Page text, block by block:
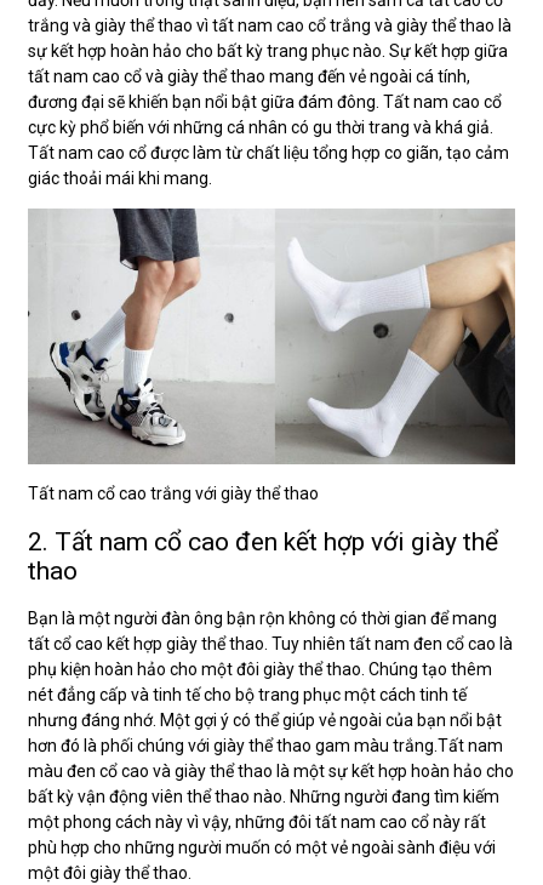
trắng và giày thể thao vì tất nam cao cổ trắng và giày thể thao là
sự kết hợp hoàn hảo cho bất kỳ trang phục nào. Sự kết hợp giữa
tất nam cao cổ và giày thể thao mang đến vẻ ngoài cá tính,
đương đại sẽ khiến bạn nổi bật giữa đám đông. Tất nam cao cổ
cực kỳ phổ biến với những cá nhân có gu thời trang và khá giả.
Tất nam cao cổ được làm từ chất liệu tổng hợp co giãn, tạo cảm
giác thoải mái khi mang.
Tất nam cổ cao trắng với giày thể thao
2. Tất nam cổ cao đen kết hợp với giày thể
thao
Bạn là một người đàn ông bận rộn không có thời gian để mang
tất cổ cao kết hợp giày thể thao. Tuy nhiên tất nam đen cổ cao là
phụ kiện hoàn hảo cho một đôi giày thể thao. Chúng tạo thêm
nét đẳng cấp và tinh tế cho bộ trang phục một cách tinh tế
nhưng đáng nhớ. Một gợi ý có thể giúp vẻ ngoài của bạn nổi bật
hơn đó là phối chúng với giày thể thao gam màu trắng.Tất nam
màu đen cổ cao và giày thể thao là một sự kết hợp hoàn hảo cho
bất kỳ vận động viên thể thao nào. Những người đang tìm kiếm
một phong cách này vì vậy, những đôi tất nam cao cổ này rất
phù hợp cho những người muốn có một vẻ ngoài sành điệu với
một đôi giày thể thao.